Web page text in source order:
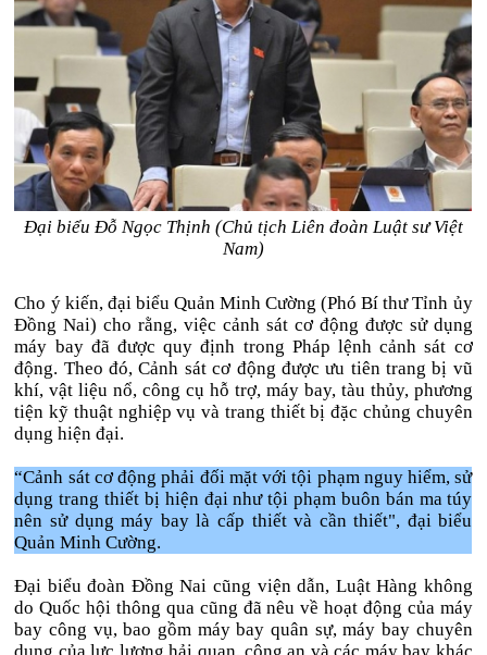
Đại biểu Đỗ Ngọc Thịnh (Chủ tịch Liên đoàn Luật sư Việt
Nam)
Cho ý kiến, đại biểu Quản Minh Cường (Phó Bí thư Tỉnh ủy
Đồng Nai) cho rằng, việc cảnh sát cơ động được sử dụng
máy bay đã được quy định trong Pháp lệnh cảnh sát cơ
động. Theo đó, Cảnh sát cơ động được ưu tiên trang bị vũ
khí, vật liệu nổ, công cụ hỗ trợ, máy bay, tàu thủy, phương
tiện kỹ thuật nghiệp vụ và trang thiết bị đặc chủng chuyên
dụng hiện đại.
“Cảnh sát cơ động phải đối mặt với tội phạm nguy hiểm, sử
dụng trang thiết bị hiện đại như tội phạm buôn bán ma túy
nên sử dụng máy bay là cấp thiết và cần thiết", đại biểu
Quản Minh Cường.
Đại biểu đoàn Đồng Nai cũng viện dẫn, Luật Hàng không
do Quốc hội thông qua cũng đã nêu về hoạt động của máy
bay công vụ, bao gồm máy bay quân sự, máy bay chuyên